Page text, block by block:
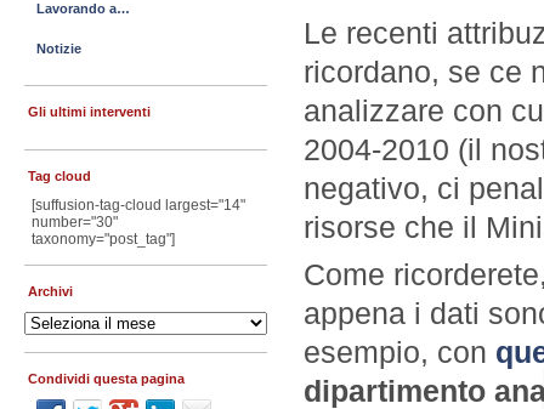
Le recenti
ricordano, se ce
analizzare con
2004-2010 (il
negativo, ci
risorse che il
Come
appena i dati
esempio, con
dipartimento
Lavorando a…
Notizie
Gli ultimi interventi
Tag cloud
[suffusion-tag-cloud largest="14"
number="30"
taxonomy="post_tag"]
Archivi
Archivi
Condividi questa pagina